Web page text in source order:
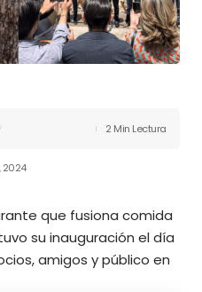
2024
2 Min Lectura
que fusiona comida
su inauguración el día
amigos y público en